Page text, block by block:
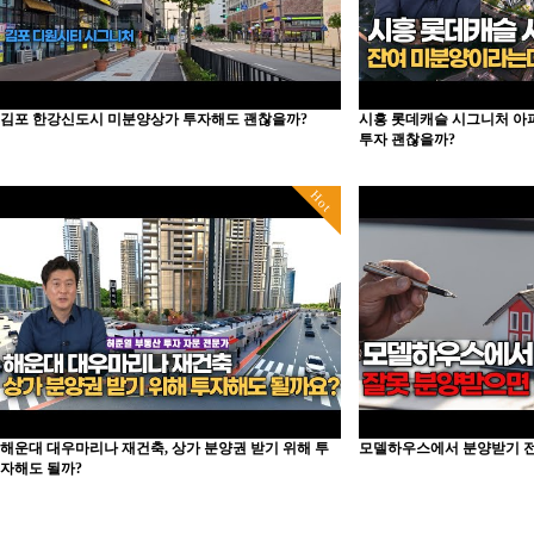
김포 한강신도시 미분양상가 투자해도 괜찮을까?
시흥 롯데캐슬 시그니처 아
투자 괜찮을까?
Hot
해운대 대우마리나 재건축, 상가 분양권 받기 위해 투
자해도 될까?
모델하우스에서 분양받기